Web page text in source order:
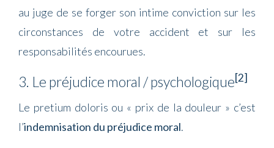
au juge de se forger son intime conviction sur les
circonstances de votre accident et sur les
responsabilités encourues.
3. Le préjudice moral / psychologique[2]
Le pretium doloris ou « prix de la douleur » c’est
l’indemnisation du préjudice moral.